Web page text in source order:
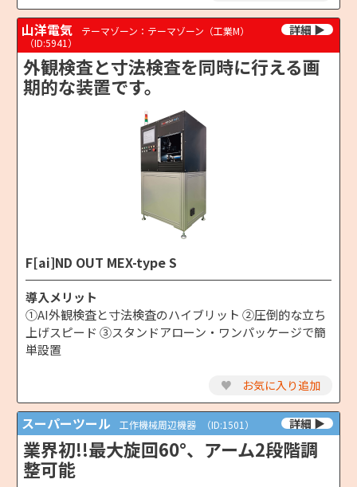
山洋電気
テーマゾーン：テーマゾーン（工業M）
（ID:5941）
外観検査と寸法検査を同時に行える画
期的な装置です。
F[ai]ND OUT MEX-type S
導入メリット
①AI外観検査と寸法検査のハイブリット ②圧倒的な立ち
上げスピード ③スタンドアローン・ワンパッケージで簡
単設置
♥ お気に入り追加
スーパーツール 工作機械周辺機器 （ID:1501）
業界初!!最大旋回60°、アーム2段階調
整可能